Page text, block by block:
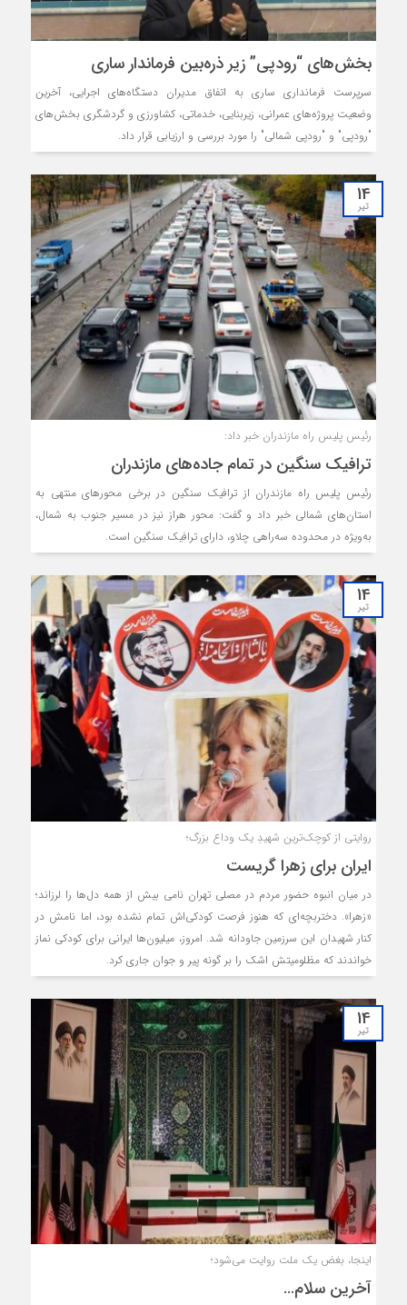
بخش‌های “رودپی” زیر ذره‌بین فرماندار ساری
سرپرست فرمانداری ساری به اتفاق مدیران دستگاه‌های اجرایی، آخرین
وضعیت پروژه‌های عمرانی، زیربنایی، خدماتی، کشاورزی و گردشگری بخش‌های
"رودپی" و "رودپی شمالی" را مورد بررسی و ارزیابی قرار داد. ‌
14
تیر
رئیس پلیس راه مازندران خبر داد:
ترافیک سنگین در تمام جاده‌های مازندران
رئیس پلیس راه مازندران از ترافیک سنگین در برخی محورهای منتهی به
استان‌های شمالی خبر داد و گفت: محور هراز نیز در مسیر جنوب به شمال،
به‌ویژه در محدوده سه‌راهی چلاو، دارای ترافیک سنگین است.
14
تیر
روایتی از کوچک‌ترین شهیدِ یک وداع بزرگ؛
ایران برای زهرا گریست
در میان انبوه حضور مردم در مصلی تهران نامی بیش از همه دل‌ها را لرزاند؛
«زهرا». دختربچه‌ای که هنوز فرصت کودکی‌اش تمام نشده بود، اما نامش در
کنار شهیدان این سرزمین جاودانه شد. امروز، میلیون‌ها ایرانی برای کودکی نماز
خواندند که مظلومیتش اشک را بر گونه پیر و جوان جاری کرد.
14
تیر
اینجا، بغض یک ملت روایت می‌شود؛
آخرین سلام…